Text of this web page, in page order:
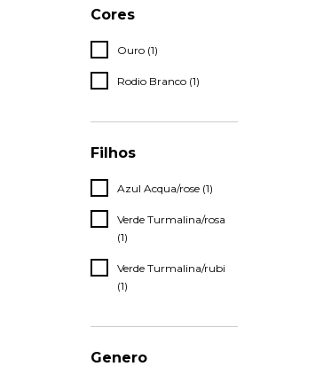
Cores
Ouro (1)
Rodio Branco (1)
Filhos
Azul Acqua/rose (1)
Verde Turmalina/rosa
(1)
Verde Turmalina/rubi
(1)
Genero